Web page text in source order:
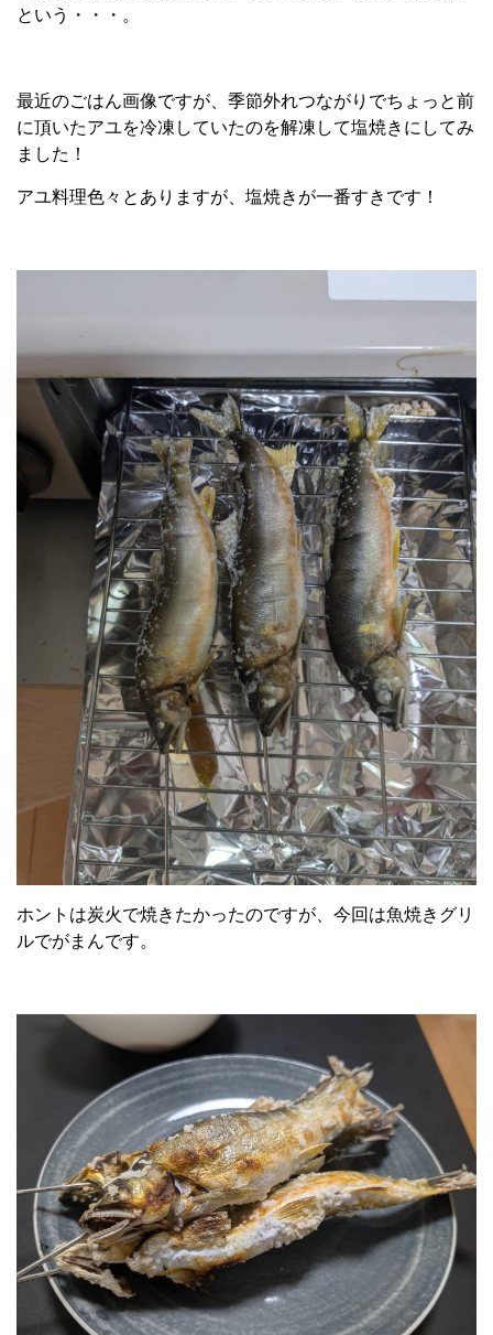
という・・・。
最近のごはん画像ですが、季節外れつながりでちょっと前
に頂いたアユを冷凍していたのを解凍して塩焼きにしてみ
ました！
アユ料理色々とありますが、塩焼きが一番すきです！
ホントは炭火で焼きたかったのですが、今回は魚焼きグリ
ルでがまんです。